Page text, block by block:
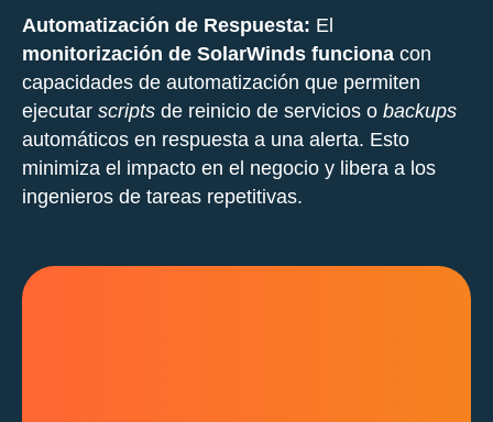
Automatización de Respuesta: El
monitorización de SolarWinds funciona con
capacidades de automatización que permiten
ejecutar scripts de reinicio de servicios o backups
automáticos en respuesta a una alerta. Esto
minimiza el impacto en el negocio y libera a los
ingenieros de tareas repetitivas.